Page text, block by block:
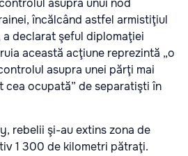
asupra unui nod
încălcând astfel armistiţiul
a declarat şeful diplomaţiei
această acţiune reprezintă „o
asupra unei părţi mai
ocupată” de separatişti în
rebelii şi-au extins zona de
1 300 de kilometri pătraţi.